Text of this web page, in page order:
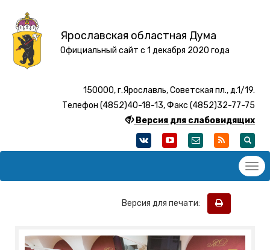
Ярославская областная Дума
Официальный сайт с 1 декабря 2020 года
150000, г.Ярославль, Советская пл., д.1/19.
Телефон (4852)40-18-13, Факс (4852)32-77-75
Версия для слабовидящих
Версия для печати: